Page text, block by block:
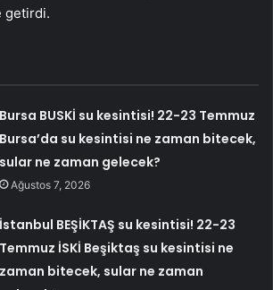
getirdi.
Bursa BUSKİ su kesintisi! 22-23 Temmuz
Bursa’da su kesintisi ne zaman bitecek,
sular ne zaman gelecek?
Ağustos 7, 2026
İstanbul BEŞİKTAŞ su kesintisi! 22-23
Temmuz İSKİ Beşiktaş su kesintisi ne
zaman bitecek, sular ne zaman